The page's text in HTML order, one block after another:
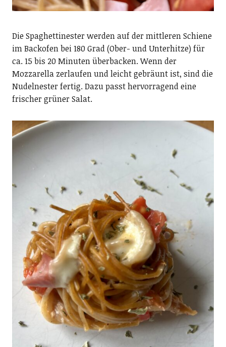
Die Spaghettinester werden auf der mittleren Schiene
im Backofen bei 180 Grad (Ober- und Unterhitze) für
ca. 15 bis 20 Minuten überbacken. Wenn der
Mozzarella zerlaufen und leicht gebräunt ist, sind die
Nudelnester fertig. Dazu passt hervorragend eine
frischer grüner Salat.